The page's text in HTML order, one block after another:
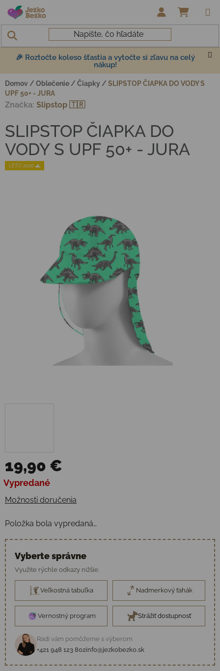
Prejsť na obsah
🎉 Roztočte koleso šťastia a vytočte si zľavu na celý
nákup!
Domov / Oblečenie / Čiapky / SLIPSTOP ČIAPKA DO VODY S
UPF 50+ - JURA
19,90 €
Jednotková cena:
Vypredané
Možnosti doručenia
Položka bola vypredaná…
Vyberte správne
Využite rýchle odkazy nižšie.
Veľkostná tabuľka Nadmerkový ťahák
Vernostný program Strážiť dostupnosť
Radi vám pomôžeme s výberom
+421 948 123 802info@jezkobezko.sk
LETO 2026 🌊
SLIPSTOP ČIAPKA DO
VODY S UPF 50+ - JURA
Značka: Slipstop 🇹🇷